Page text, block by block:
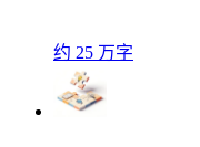
约 25 万字